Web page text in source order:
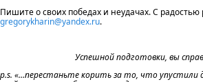
Пишите о своих победах и неудачах. С
gregorykharin@yandex.ru.
Успешной подготовки, вы
p.s. «…перестаньте корить за то, что упустили